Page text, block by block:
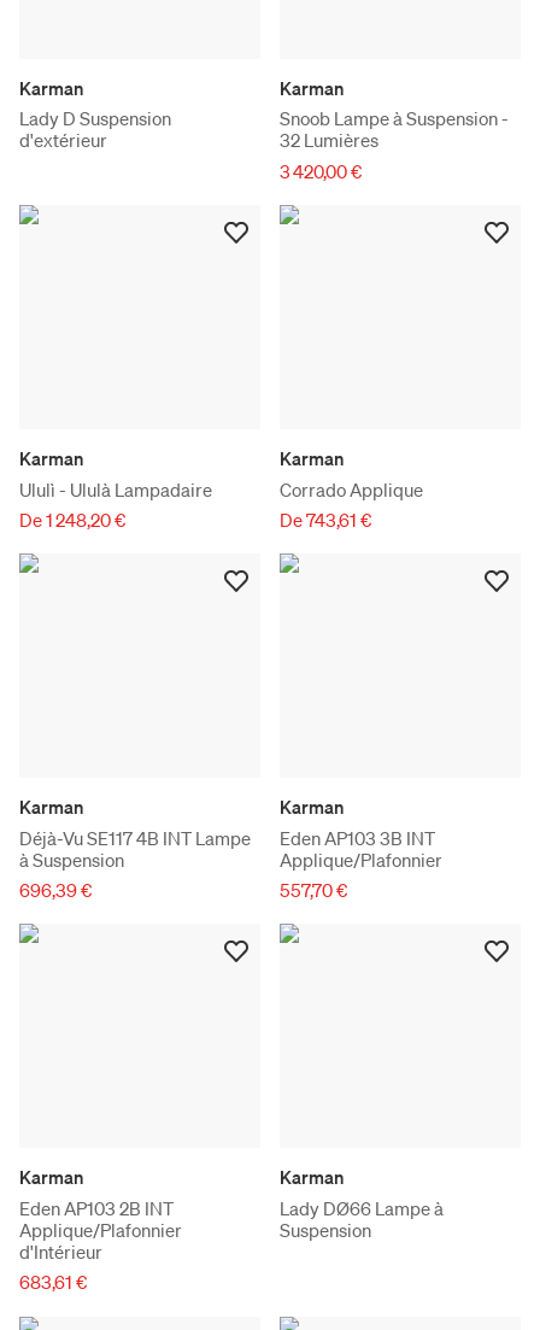
Karman
Lady D Suspension
d'extérieur
Karman
Snoob Lampe à Suspension -
32 Lumières
3 420,00 €
Karman
Ululì - Ululà Lampadaire
De 1 248,20 €
Karman
Corrado Applique
De 743,61 €
Karman
Déjà-Vu SE117 4B INT Lampe
à Suspension
696,39 €
Karman
Eden AP103 3B INT
Applique/Plafonnier
557,70 €
Karman
Eden AP103 2B INT
Applique/Plafonnier
d'Intérieur
683,61 €
Karman
Lady DØ66 Lampe à
Suspension